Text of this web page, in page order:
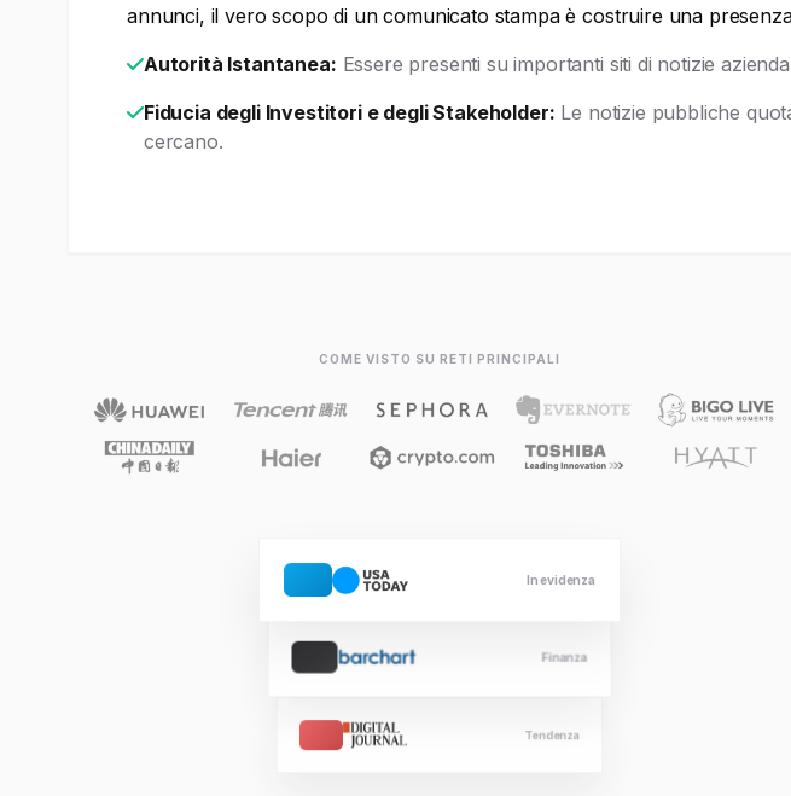
annunci, il vero scopo di un comunicato stampa è costruire una
Autorità Istantanea: Essere presenti su importanti siti di notizie
Fiducia degli Investitori e degli Stakeholder: Le notizie pubbliche
cercano.
COME VISTO SU RETI PRINCIPALI
In evidenza
Finanza
Tendenza